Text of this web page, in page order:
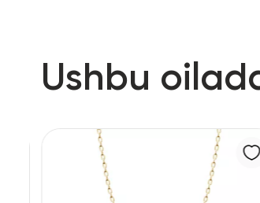
Ushbu